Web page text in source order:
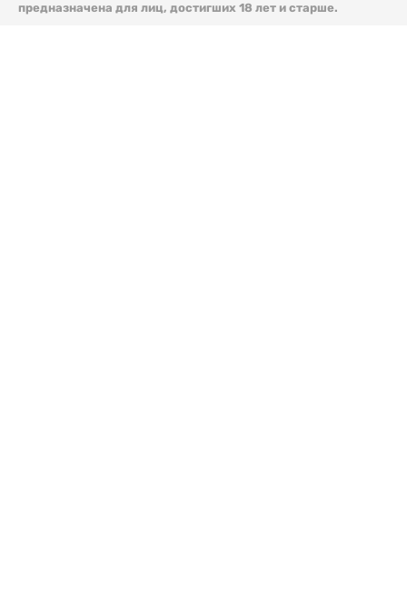
предназначена для лиц, достигших 18 лет и старше.